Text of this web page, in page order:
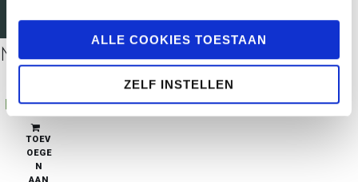
ALLE COOKIES TOESTAAN
ZELF INSTELLEN
Misdaad en kunst 5 – De droom van Curtis Lowell
pre-order
TOEV
OEGE
N